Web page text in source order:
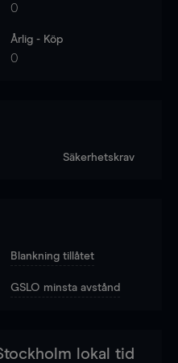
0
Årlig - Köp
0
Säkerhetskrav
Blankning tillåtet
GSLO minsta avstånd
lokal tid